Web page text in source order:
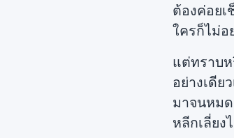
ต้องค่อย
ใครก็ไม่อ
แต่ทราบ
อย่างเดี
มาจนหม
หลีกเลี่ยง